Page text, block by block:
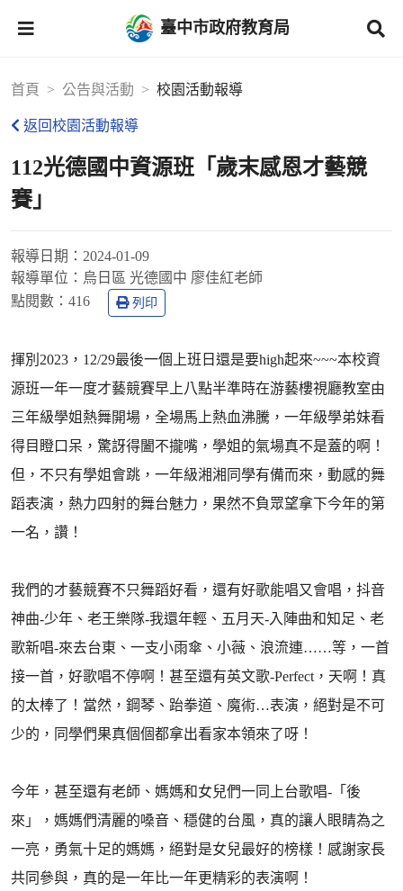
臺中市政府教育局
首頁 公告與活動 校園活動報導
返回校園活動報導
112光德國中資源班「歲末感恩才藝競
賽」
報導日期： 2024-01-09
報導單位： 烏日區 光德國中 廖佳紅老師
點閱數： 416 列印
揮別2023，12/29最後一個上班日還是要high起來~~~本校資
源班一年一度才藝競賽早上八點半準時在游藝樓視廳教室由
三年級學姐熱舞開場，全場馬上熱血沸騰，一年級學弟妹看
得目瞪口呆，驚訝得闔不攏嘴，學姐的氣場真不是蓋的啊！
但，不只有學姐會跳，一年級湘湘同學有備而來，動感的舞
蹈表演，熱力四射的舞台魅力，果然不負眾望拿下今年的第
一名，讚！
我們的才藝競賽不只舞蹈好看，還有好歌能唱又會唱，抖音
神曲-少年、老王樂隊-我還年輕、五月天-入陣曲和知足、老
歌新唱-來去台東、一支小雨傘、小薇、浪流連……等，一首
接一首，好歌唱不停啊！甚至還有英文歌-Perfect，天啊！真
的太棒了！當然，鋼琴、跆拳道、魔術…表演，絕對是不可
少的，同學們果真個個都拿出看家本領來了呀！
今年，甚至還有老師、媽媽和女兒們一同上台歌唱-「後
來」，媽媽們清麗的嗓音、穩健的台風，真的讓人眼睛為之
一亮，勇氣十足的媽媽，絕對是女兒最好的榜樣！感謝家長
共同參與，真的是一年比一年更精彩的表演啊！